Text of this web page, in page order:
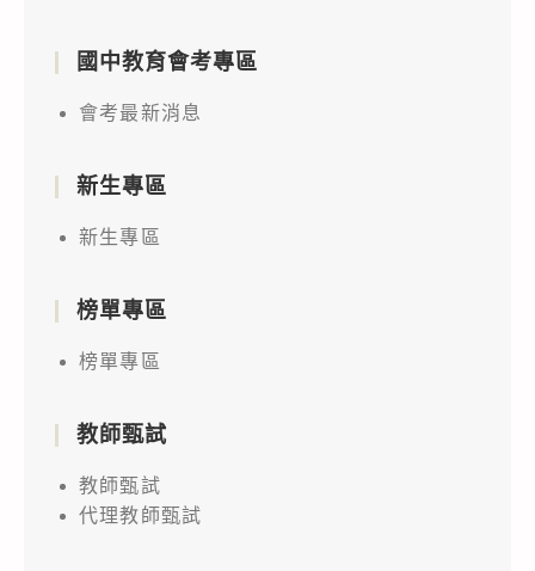
國中教育會考專區
會考最新消息
新生專區
新生專區
榜單專區
榜單專區
教師甄試
教師甄試
代理教師甄試